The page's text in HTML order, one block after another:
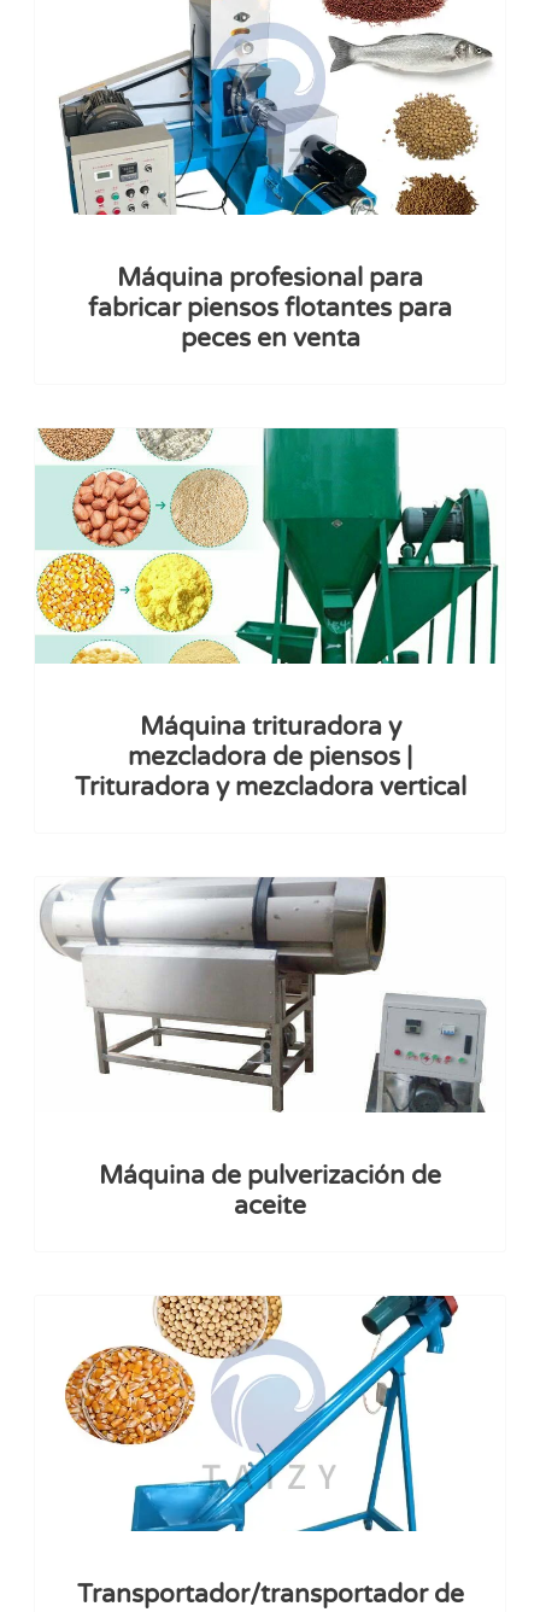
Máquina profesional para
fabricar piensos flotantes para
peces en venta
Máquina trituradora y
mezcladora de piensos |
Trituradora y mezcladora vertical
Máquina de pulverización de
aceite
Transportador/transportador de